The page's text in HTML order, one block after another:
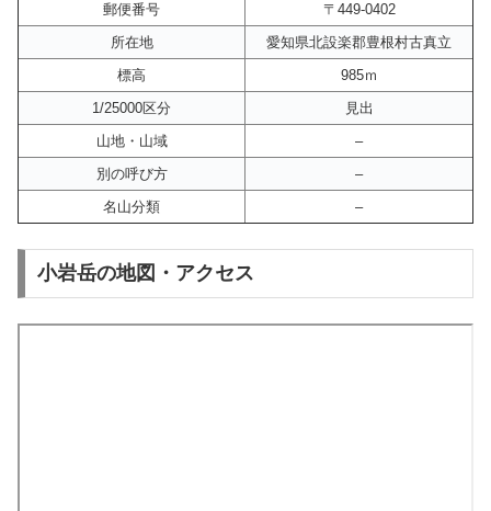
郵便番号
〒449-0402
所在地
愛知県北設楽郡豊根村古真立
標高
985ｍ
1/25000区分
見出
山地・山域
–
別の呼び方
–
名山分類
–
小岩岳の地図・アクセス